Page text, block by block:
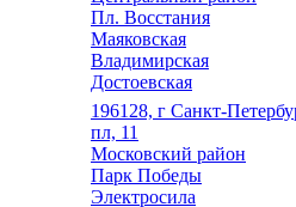
Пл. Восстания
Маяковская
Владимирская
Достоевская
196128, г Санкт-
пл, 11
Московский район
Парк Победы
Электросила